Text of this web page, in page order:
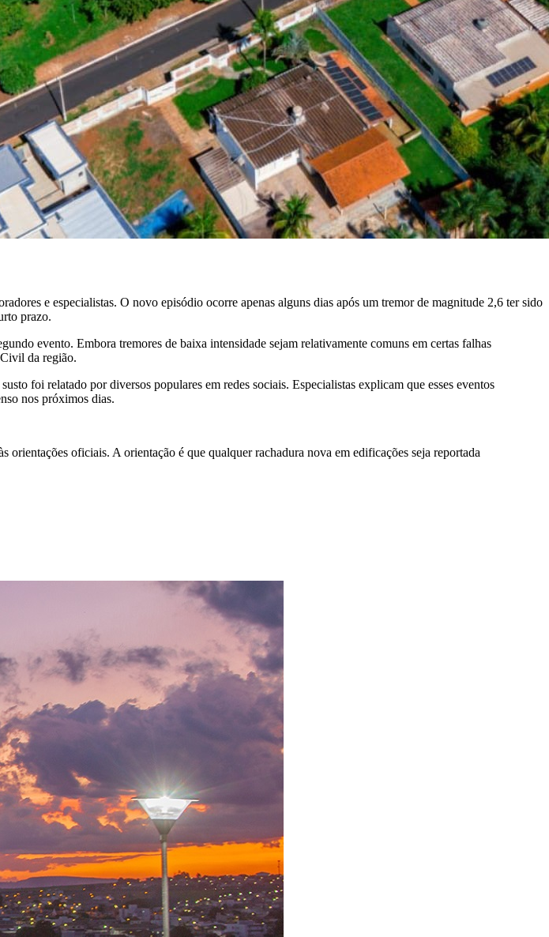
e especialistas. O novo episódio ocorre apenas alguns dias após um tremor de magnitude 2,6 ter sido
prazo.
evento. Embora tremores de baixa intensidade sejam relativamente comuns em certas falhas
da região.
foi relatado por diversos populares em redes sociais. Especialistas explicam que esses eventos
nos próximos dias.
oficiais. A orientação é que qualquer rachadura nova em edificações seja reportada